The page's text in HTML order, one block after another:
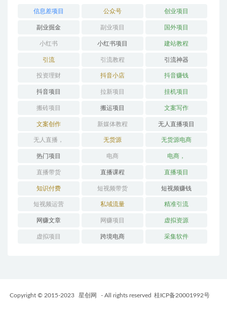
信息差项目 公众号 创业项目
副业掘金 副业项目 国外项目
小红书 小红书项目 建站教程
引流 引流教程 引流神器
投资理财 抖音小店 抖音赚钱
抖音项目 拉新项目 挂机项目
搬砖项目 搬运项目 文案写作
文案创作 新媒体教程 无人直播项目
无人直播， 无货源 无货源电商
热门项目 电商 电商，
直播带货 直播课程 直播项目
知识付费 短视频带货 短视频赚钱
短视频运营 私域流量 精准引流
网赚文章 网赚项目 虚拟资源
虚拟项目 跨境电商 采集软件
Copyright © 2015-2023 星创网 - All rights reserved 桂ICP备20001992号